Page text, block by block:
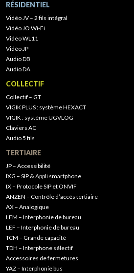
RÉSIDENTIEL
Vidéo JV – 2 fils intégral
Vidéo JO Wi-Fi
Vidéo WL11
Vidéo JP
Audio DB
Audio DA
COLLECTIF
Collectif – GT
VIGIK PLUS : système HEXACT
VIGIK : système UGVLOG
Claviers AC
Audio 5 fils
TERTIAIRE
JP – Accessibilité
IXG – SIP & Appli smartphone
IX – Protocole SIP et ONVIF
ANZEN – Contrôle d’accès tertiaire
AX – Analogique
LEM – Interphonie de bureau
LEF – Interphonie de bureau
TCM – Grande capacité
TDH – Interphone sélectif
Accessoires de fermetures
YAZ – Interphonie bus